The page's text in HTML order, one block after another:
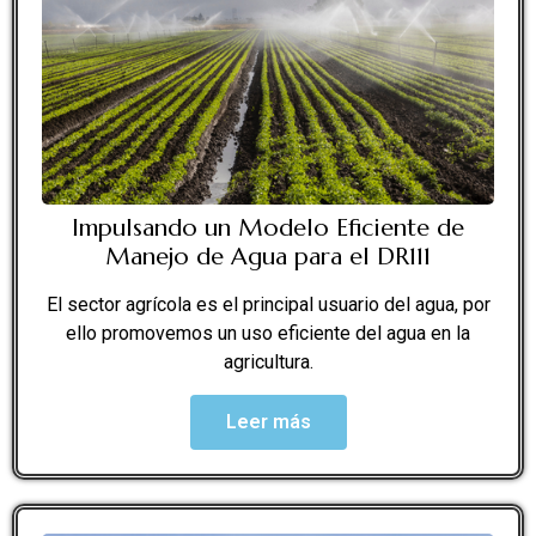
Impulsando un Modelo Eficiente de
Manejo de Agua para el DR111
El sector agrícola es el principal usuario del agua, por
ello promovemos un uso eficiente del agua en la
agricultura.
Leer más